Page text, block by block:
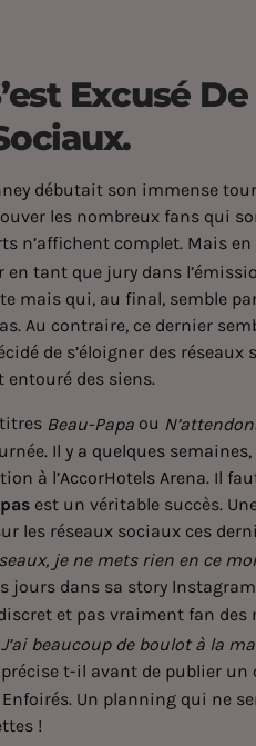
Excusé
débutait son immense
les nombreux fans qui
n’affichent complet. Mais
tant que jury dans
mais qui, au final, semble
Au contraire, ce dernier
de s’éloigner des
entouré des siens.
Beau-Papa ou
Il y a quelques
à l’AccorHotels Arena. Il
est un véritable succès.
les réseaux sociaux ces
je ne mets rien en ce
jours dans sa story
et pas vraiment fan des
beaucoup de boulot à la
précise t-il avant de publier un
Un planning qui ne
!